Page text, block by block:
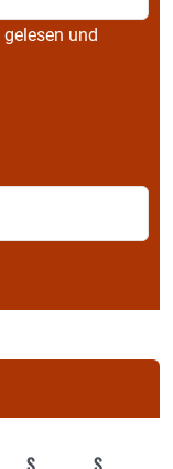
gelesen und